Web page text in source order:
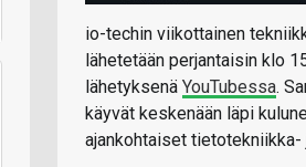
io-techin viikottainen
lähetetään perjantaisin klo
lähetyksenä YouTubessa.
käyvät keskenään läpi
ajankohtaiset tietotekniikka-